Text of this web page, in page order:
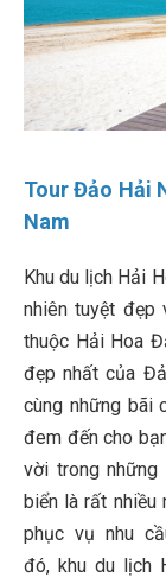
Tour Đảo Hải
Nam
Khu du lịch Hải
nhiên tuyệt đẹp
thuộc Hải Hoa
đẹp nhất của
cùng những bãi
đem đến cho
vời trong những
biển là rất nhiều
phục vụ nhu
đó, khu du lịch